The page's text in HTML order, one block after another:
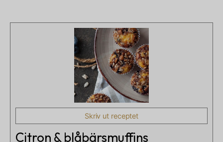
Skriv ut receptet
Citron & blåbärsmuffins